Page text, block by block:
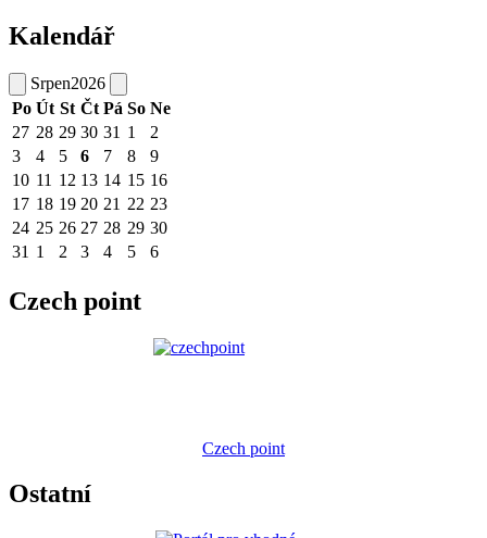
Kalendář
Srpen2026
Po Út St Čt Pá So Ne
27 28 29 30 31 1
2
3
4 5 6 7 8
9
10 11 12 13 14 15 16
17 18 19 20 21 22 23
24 25 26 27 28 29 30
31 1 2 3 4 5 6
Czech point
Czech point
Ostatní